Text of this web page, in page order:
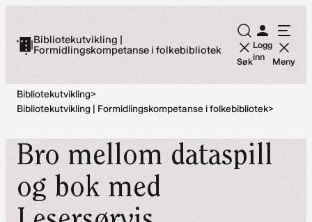
innhold
|Bibliotekutvikling |
Formidlingskompetanse i folkebibliotek
Søk
Logg
inn
Meny
Bibliotekutvikling>
Bibliotekutvikling | Formidlingskompetanse i folkebibliotek>
Bro mellom dataspill
og bok med